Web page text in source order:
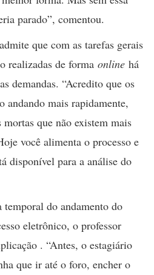
parado”, comentou.
que com as tarefas gerais
realizadas de forma online há
demandas. “Acredito que os
andando mais rapidamente,
que não existem mais
você alimenta o processo e
disponível para a análise do
do andamento do
eletrônico, o professor
. “Antes, o estagiário
que ir até o foro, encher o